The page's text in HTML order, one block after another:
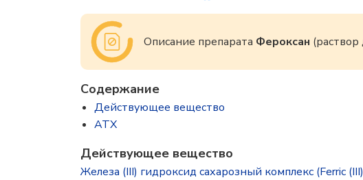
Описание препарата Фероксан
Содержание
Действующее вещество
ATX
Действующее вещество
Железа (III) гидроксид сахарозный комплекс (Ferric